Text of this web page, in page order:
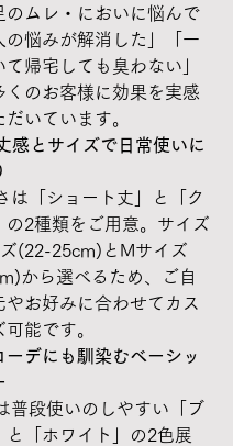
のムレ・においに悩んで
の悩みが解消した」「一
て帰宅しても臭わない」
くのお客様に効果を実感
だいています。
は「ショート丈」と「ク
の2種類をご用意。サイズ
ズ(22-25cm)とMサイズ
から選べるため、ご自
やお好みに合わせてカス
能です。
ーデにも馴染むベーシッ
普段使いのしやすい「ブ
と「ホワイト」の2色展